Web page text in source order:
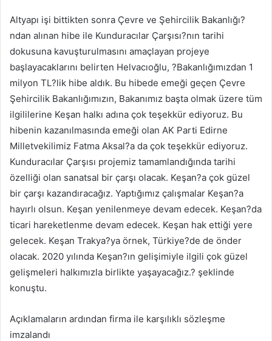
Altyapı işi bittikten sonra Çevre ve Şehircilik Bakanlığı?
ndan alınan hibe ile Kunduracılar Çarşısı?nın tarihi
dokusuna kavuşturulmasını amaçlayan projeye
başlayacaklarını belirten Helvacıoğlu, ?Bakanlığımızdan 1
milyon TL?lik hibe aldık. Bu hibede emeği geçen Çevre
Şehircilik Bakanlığımızın, Bakanımız başta olmak üzere tüm
ilgililerine Keşan halkı adına çok teşekkür ediyoruz. Bu
hibenin kazanılmasında emeği olan AK Parti Edirne
Milletvekilimiz Fatma Aksal?a da çok teşekkür ediyoruz.
Kunduracılar Çarşısı projemiz tamamlandığında tarihi
özelliği olan sanatsal bir çarşı olacak. Keşan?a çok güzel
bir çarşı kazandıracağız. Yaptığımız çalışmalar Keşan?a
hayırlı olsun. Keşan yenilenmeye devam edecek. Keşan?da
ticari hareketlenme devam edecek. Keşan hak ettiği yere
gelecek. Keşan Trakya?ya örnek, Türkiye?de de önder
olacak. 2020 yılında Keşan?ın gelişimiyle ilgili çok güzel
gelişmeleri halkımızla birlikte yaşayacağız.? şeklinde
konuştu.
Açıklamaların ardından firma ile karşılıklı sözleşme
imzalandı